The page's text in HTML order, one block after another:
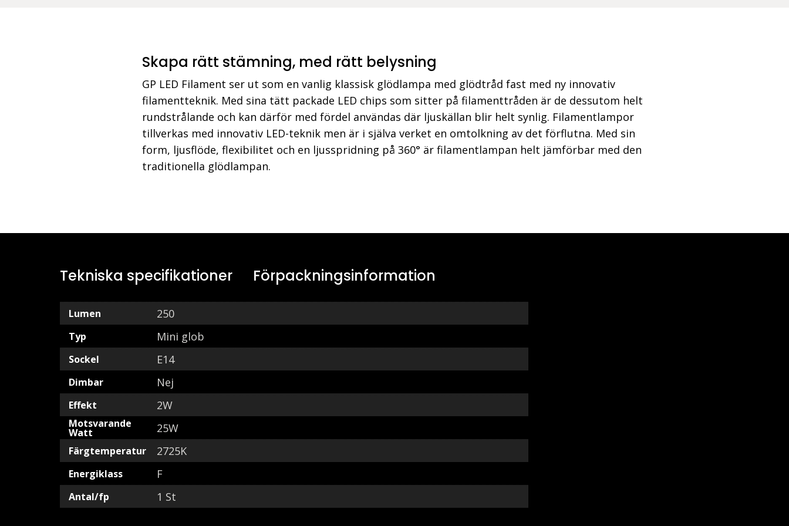
Skapa rätt stämning, med rätt belysning
GP LED Filament ser ut som en vanlig klassisk glödlampa med glödtråd fast med ny innovativ
filamentteknik. Med sina tätt packade LED chips som sitter på filamenttråden är de dessutom helt
rundstrålande och kan därför med fördel användas där ljuskällan blir helt synlig. Filamentlampor
tillverkas med innovativ LED-teknik men är i själva verket en omtolkning av det förflutna. Med sin
form, ljusflöde, flexibilitet och en ljusspridning på 360° är filamentlampan helt jämförbar med den
traditionella glödlampan.
Tekniska specifikationer Förpackningsinformation
Lumen 250
Typ Mini glob
Sockel E14
Dimbar Nej
Effekt 2W
Motsvarande
Watt 25W
Färgtemperatur 2725K
Energiklass F
Antal/fp 1 St